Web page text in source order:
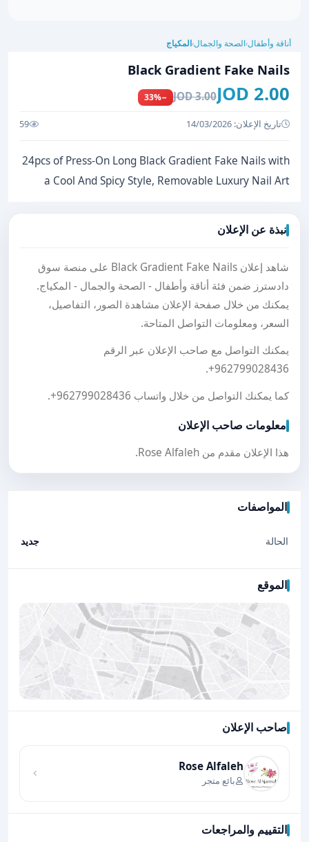
أناقة وأطفال›الصحة والجمال›المكياج
Black Gradient Fake Nails
2.00 JOD
3.00 JOD
−33%
تاريخ الإعلان: 14/03/2026 59
24pcs of Press-On Long Black Gradient Fake Nails with
a Cool And Spicy Style, Removable Luxury Nail Art
نبذة عن الإعلان
شاهد إعلان Black Gradient Fake Nails على منصة سوق
دادسترز ضمن فئة أناقة وأطفال - الصحة والجمال - المكياج.
يمكنك من خلال صفحة الإعلان مشاهدة الصور، التفاصيل،
السعر، ومعلومات التواصل المتاحة.
يمكنك التواصل مع صاحب الإعلان عبر الرقم
+962799028436
.
كما يمكنك التواصل من خلال واتساب +962799028436
.
معلومات صاحب الإعلان
هذا الإعلان مقدم من Rose Alfaleh.
المواصفات
الحالة جديد
الموقع
صاحب الإعلان
Rose Alfaleh
بائع متجر
التقييم والمراجعات